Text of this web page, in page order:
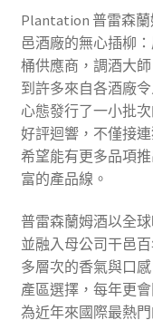
Plantation 普雷森
邑酒廠的無心插柳
桶供應商，調酒大
到許多來自各酒廠
心態發行了一小批
好評迴響，不僅接
希望能有更多品項
富的產品線。
普雷森蘭姆酒以全球
並融入母公司干邑
多層次的香氣與口
產區選擇，每年更
為近年來國際最熱